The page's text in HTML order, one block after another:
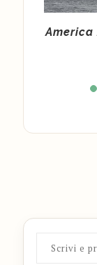
America